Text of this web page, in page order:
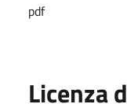
pdf
Licenza